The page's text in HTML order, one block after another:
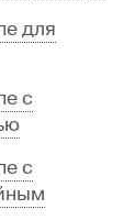
для
с
с